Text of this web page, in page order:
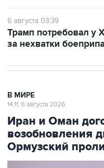
6 августа 03:39
Трамп потребовал у
за нехватки
В МИРЕ
14:11, 6 августа 2026
Иран и Оман
возобновления
Ормузский